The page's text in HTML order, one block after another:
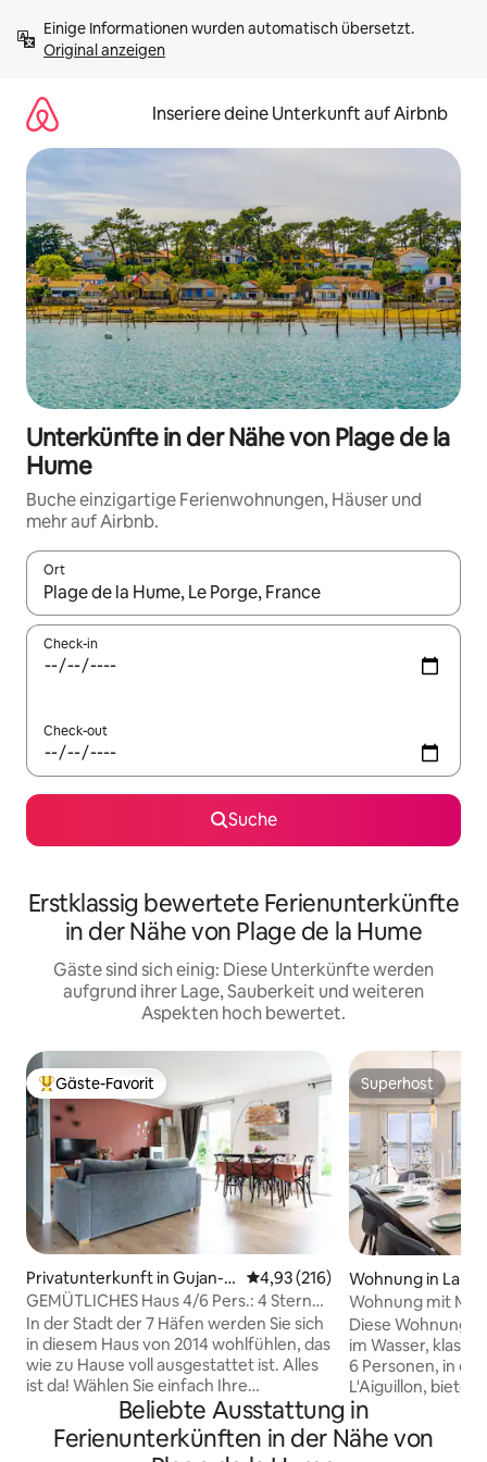
Inhalten
springenOriginal anzeigen
Inseriere deine Unterkunft auf Airbnb
Unterkünfte in der Nähe von Plage de la
Hume
Buche einzigartige Ferienwohnungen, Häuser und
mehr auf Airbnb.
Ort
Wenn Ergebnisse verfügbar sind, navigiere mit den
Check-in
Check-out
Suche
Erstklassig bewertete Ferienunterkünfte
in der Nähe von Plage de la Hume
Gäste sind sich einig: Diese Unterkünfte werden
aufgrund ihrer Lage, Sauberkeit und weiteren
Aspekten hoch bewertet.
Beliebter Gäste-Favorit.
Gäste-Favorit
Privatunterkunft in Gujan-M
estras
Durchschnittliche Bewertung:
4,93 (216)
GEMÜTLICHES Haus 4/6 Pers.: 4 Sterne
"CASA JANE"
In der Stadt der 7 Häfen werden Sie sich
in diesem Haus von 2014 wohlfühlen, das
wie zu Hause voll ausgestattet ist. Alles
ist da! Wählen Sie einfach Ihre
Aktivitäten: Dune du Pilat, Strand,
Surfen, Kitesurfen, Kanufahren,
Bootfahren auf dem Arcachon-Becken,
Superhost
Superhost
Wohnung in La
h
Wohnung mit
Sterne
Diese Wohnung
im Wasser,
6 Personen, in
L'Aiguillon, bietet
Traumurlaub!
Arcachon, 10
vom Zentrum
Beliebte Ausstattung in
Ferienunterkünften in der Nähe von